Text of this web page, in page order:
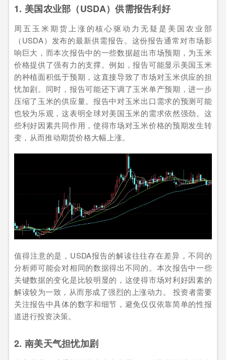
1. 美国农业部（USDA）供需报告利好
周五玉米期货上涨的核心驱动力无疑是美国农业部
（USDA）发布的最新供需报告。这份报告通常对市场影
响巨大，而本次报告中的一些数据超出市场预期，为玉米
价格提供了强有力的支撑。例如，报告可能显示美国玉米
的种植面积低于预期，这直接导致了市场对玉米供应的担
忧加剧。同时，报告可能还下调了玉米单产预期，进一步
压缩了玉米的供应量。报告中对玉米出口需求的预测可能
也较为乐观，这表明全球对美国玉米的需求依然强劲。这
些利好因素共同作用，使得市场对玉米价格的预期发生转
变，从而推动期货价格大幅上涨。
值得注意的是，USDA报告的解读往往存在差异，不同的
分析师可能会对相同的数据得出不同的。本次报告中一些
关键数据的变化是比较明显的，这使得市场对利好因素的
解读较为一致，从而形成了强烈的上涨动力。 投资者需要
关注报告中具体的数字和细节，避免仅仅依靠简单的性报
道进行投资决策。
2. 南美天气担忧加剧